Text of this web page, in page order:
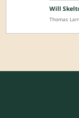
Will
Thomas